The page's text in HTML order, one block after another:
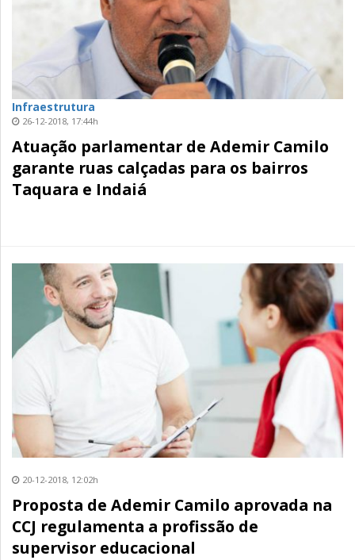
Infraestrutura
26-12-2018, 17:44h
Atuação parlamentar de Ademir Camilo
garante ruas calçadas para os bairros
Taquara e Indaiá
20-12-2018, 12:02h
Proposta de Ademir Camilo aprovada na
CCJ regulamenta a profissão de
supervisor educacional